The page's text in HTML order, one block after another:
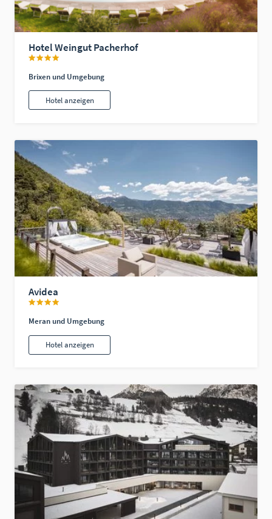
Hotel Weingut Pacherhof
Brixen und Umgebung
Hotel anzeigen
Avidea
Meran und Umgebung
Hotel anzeigen